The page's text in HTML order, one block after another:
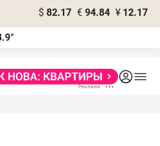
$ 82.17 € 94.84 ¥ 12.17